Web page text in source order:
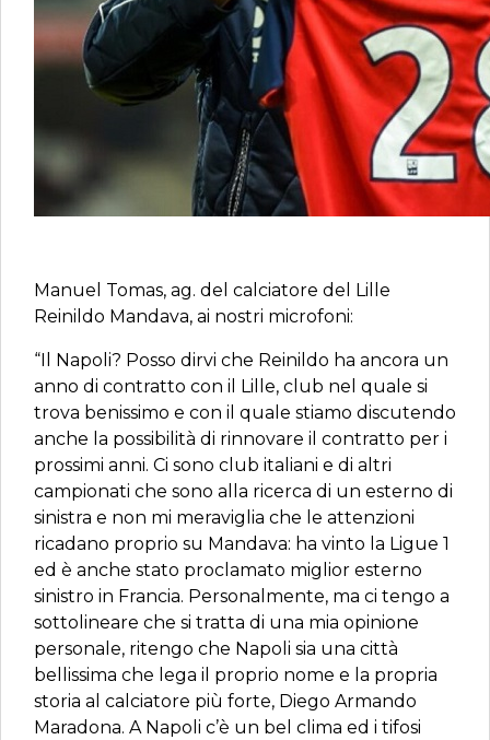
Manuel Tomas, ag. del calciatore del Lille
Reinildo Mandava, ai nostri microfoni:
“Il Napoli? Posso dirvi che Reinildo ha ancora un
anno di contratto con il Lille, club nel quale si
trova benissimo e con il quale stiamo discutendo
anche la possibilità di rinnovare il contratto per i
prossimi anni. Ci sono club italiani e di altri
campionati che sono alla ricerca di un esterno di
sinistra e non mi meraviglia che le attenzioni
ricadano proprio su Mandava: ha vinto la Ligue 1
ed è anche stato proclamato miglior esterno
sinistro in Francia. Personalmente, ma ci tengo a
sottolineare che si tratta di una mia opinione
personale, ritengo che Napoli sia una città
bellissima che lega il proprio nome e la propria
storia al calciatore più forte, Diego Armando
Maradona. A Napoli c’è un bel clima ed i tifosi